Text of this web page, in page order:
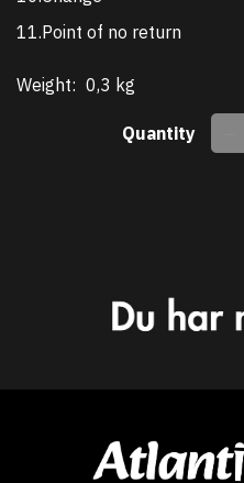
11.Point of no return
Weight: 0,3 kg
Quantity